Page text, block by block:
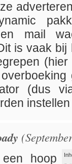
mail
is vaak bij
(dus
hoop